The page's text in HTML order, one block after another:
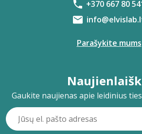
+370 667 80
Parašykite mums
Gaukite naujienas apie leidinius